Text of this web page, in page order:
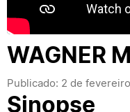
WAGNER
Publicado: 2 de
Sinopse